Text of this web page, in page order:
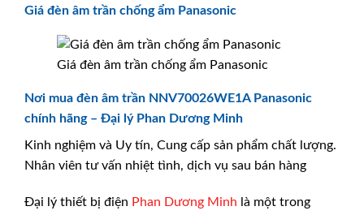
Giá đèn âm trần chống ẩm Panasonic
Giá đèn âm trần chống ẩm Panasonic
Nơi mua đèn âm trần NNV70026WE1A Panasonic
chính hãng – Đại lý Phan Dương Minh
Kinh nghiệm và Uy tín, Cung cấp sản phẩm chất lượng.
Nhân viên tư vấn nhiệt tình, dịch vụ sau bán hàng
Đại lý thiết bị điện Phan Dương Minh là một trong